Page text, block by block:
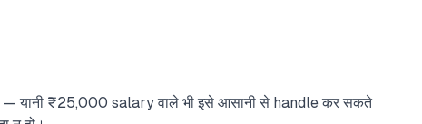
यानी ₹25,000 salary वाले भी इसे आसानी से handle कर सकते